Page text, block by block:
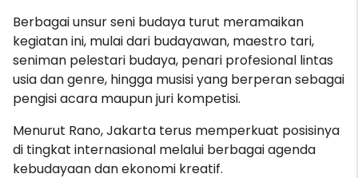
Berbagai unsur seni budaya turut meramaikan
kegiatan ini, mulai dari budayawan, maestro tari,
seniman pelestari budaya, penari profesional lintas
usia dan genre, hingga musisi yang berperan sebagai
pengisi acara maupun juri kompetisi.
Menurut Rano, Jakarta terus memperkuat posisinya
di tingkat internasional melalui berbagai agenda
kebudayaan dan ekonomi kreatif.